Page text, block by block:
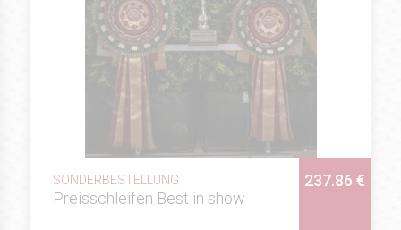
SONDERBESTELLUNG
Preisschleifen Best in show
237.86 €